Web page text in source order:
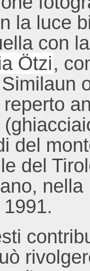
la luce
con
Ötzi,
del
del